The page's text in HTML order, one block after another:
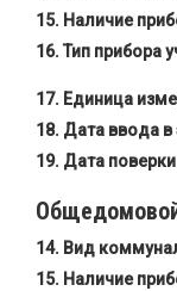
Наличие
Тип прибора
Единица
Дата ввода в
Дата
Вид
Наличие